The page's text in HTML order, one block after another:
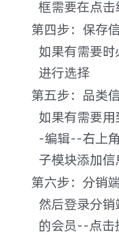
框需要在点
第四步：保存
如果有需要
进行选择
第五步：品类
如果有需要
-编辑--右上
子模块添加信
第六步：分销
然后登录分
的会员--点